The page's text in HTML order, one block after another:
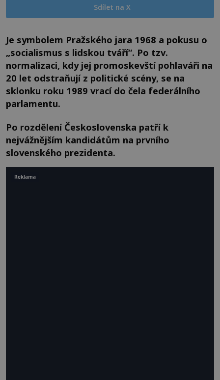
Sdílet na X
Je symbolem Pražského jara 1968 a pokusu o
„socialismus s lidskou tváří“. Po tzv.
normalizaci, kdy jej promoskevští pohlaváři na
20 let odstraňují z politické scény, se na
sklonku roku 1989 vrací do čela federálního
parlamentu.
Po rozdělení Československa patří k
nejvážnějším kandidátům na prvního
slovenského prezidenta.
Reklama